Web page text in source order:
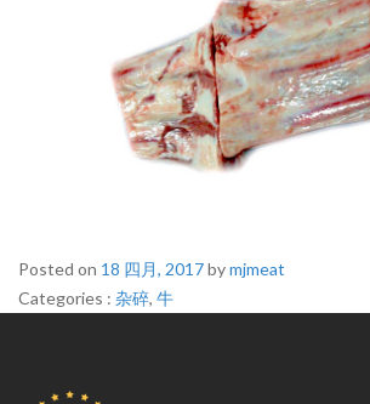
Posted on 18 四月, 2017bymjmeat
Categories : C
杂碎, 牛